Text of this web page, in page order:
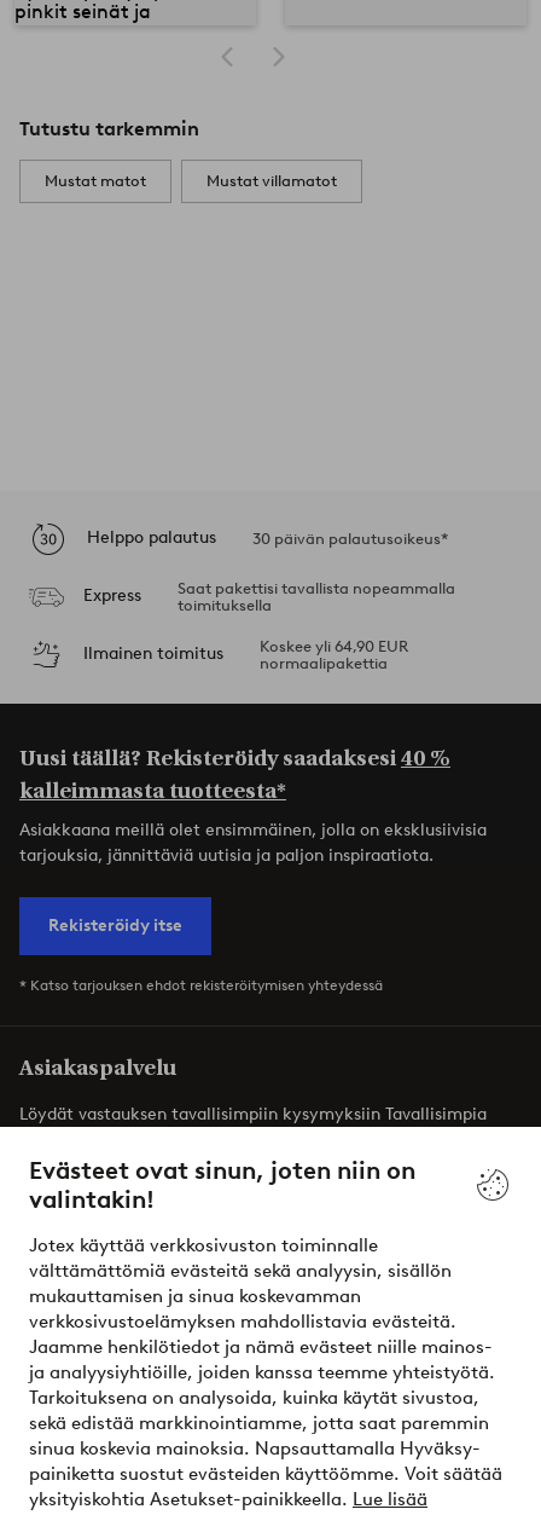
Evästeet ovat sinun, joten niin on
valintakin!
Jotex käyttää verkkosivuston toiminnalle
välttämättömiä evästeitä sekä analyysin, sisällön
mukauttamisen ja sinua koskevamman
verkkosivustoelämyksen mahdollistavia evästeitä.
Jaamme henkilötiedot ja nämä evästeet niille mainos-
ja analyysiyhtiöille, joiden kanssa teemme yhteistyötä.
Tarkoituksena on analysoida, kuinka käytät sivustoa,
sekä edistää markkinointiamme, jotta saat paremmin
sinua koskevia mainoksia. Napsauttamalla Hyväksy-
painiketta suostut evästeiden käyttöömme. Voit säätää
yksityiskohtia Asetukset-painikkeella. Lue lisää
Tutustu tarkemmin
Mustat matot Mustat villamatot
Helppo palautus 30 päivän palautusoikeus*
Express
Saat pakettisi tavallista nopeammalla
toimituksella
Ilmainen toimitus
Koskee yli 64,90 EUR
normaalipakettia
Uusi täällä? Rekisteröidy saadaksesi40 %
kalleimmasta tuotteesta*
Asiakkaana meillä olet ensimmäinen, jolla on eksklusiivisia
tarjouksia, jännittäviä uutisia ja paljon inspiraatiota.
Rekisteröidy itse
* Katso tarjouksen ehdot rekisteröitymisen yhteydessä
Asiakaspalvelu
Löydät vastauksen tavallisimpiin kysymyksiin Tavallisimpia
Asiakaspalvelu
Omat sivut
Tietoa Jotexista
Palvelumme
Ehdot